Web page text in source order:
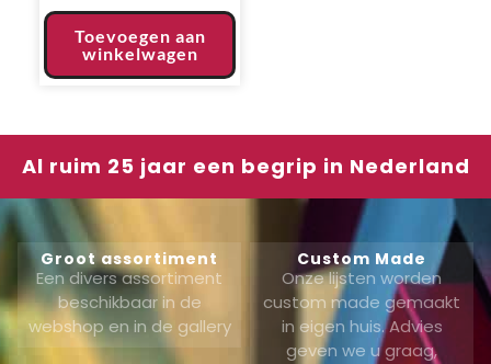
Toevoegen aan
winkelwagen
Al ruim 25 jaar een begrip in Nederland
Groot assortiment
Een divers assortiment
beschikbaar in de
webshop en in de gallery
Custom Made
Onze lijsten worden
custom made gemaakt
in eigen huis. Advies
geven we u graag,